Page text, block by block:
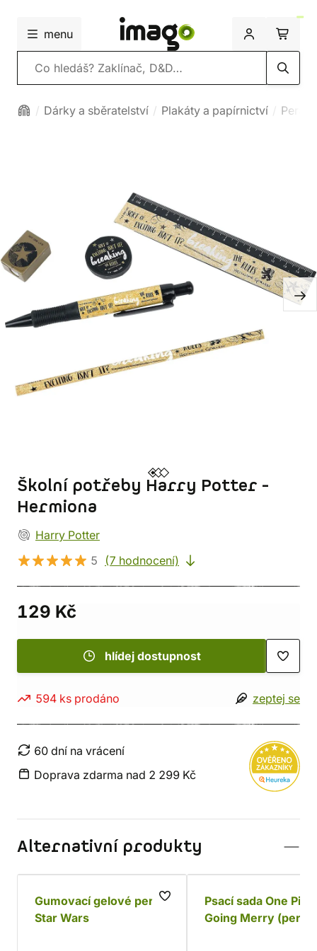
menu
Vyhledávání
Dárky a sběratelství Plakáty a papírnictví Pera
Školní potřeby Harry Potter -
Hermiona
Harry Potter
5
(7 hodnocení)
129 Kč
hlídej dostupnost
594 ks prodáno zeptej se
60 dní na vrácení
Doprava zdarma nad 2 299 Kč
Alternativní produkty
Gumovací gelové pero
Star Wars
Psací sada One
Going Merry (pero,